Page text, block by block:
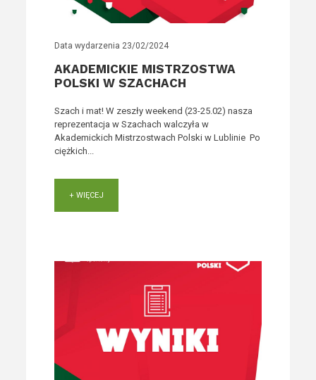
Data wydarzenia 23/02/2024
AKADEMICKIE MISTRZOSTWA
POLSKI W SZACHACH
Szach i mat! W zeszły weekend (23-25.02) nasza
reprezentacja w Szachach walczyła w
Akademickich Mistrzostwach Polski w Lublinie Po
ciężkich...
+ WIĘCEJ